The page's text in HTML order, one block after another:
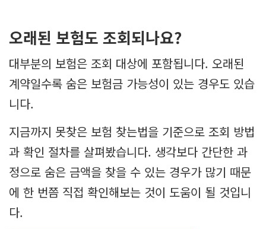
오래된 보험도 조회되나요?
대부분의 보험은 조회 대상에 포함됩니다. 오래된
계약일수록 숨은 보험금 가능성이 있는 경우도 있습
니다.
지금까지 못찾은 보험 찾는법을 기준으로 조회 방법
과 확인 절차를 살펴봤습니다. 생각보다 간단한 과
정으로 숨은 금액을 찾을 수 있는 경우가 많기 때문
에 한 번쯤 직접 확인해보는 것이 도움이 될 것입니
다.